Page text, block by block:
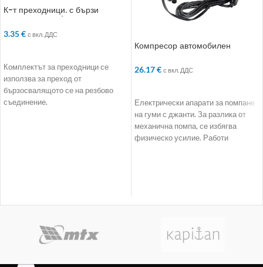
К-т преходници. с бързи
3.35€ с вкл. ДДС
Комплектът за преходници се
използва за преход от
бързосвалящото се на резбово
съединение.
Компресор автомобилен
26.17€ с вкл. ДДС
Електрически апарати за помпане
на гуми с джанти. За разлика от
механична помпа, се избягва
физическо усилие. Работи